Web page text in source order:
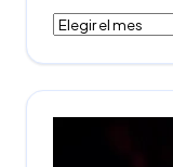
Contenido